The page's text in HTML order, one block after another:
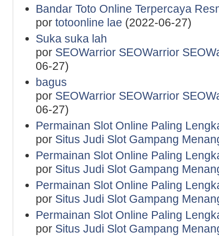
Bandar Toto Online Terpercaya
por totoonline lae (2022-06-27)
Suka suka lah
por SEOWarrior SEOWarrior
06-27)
bagus
por SEOWarrior SEOWarrior
06-27)
Permainan Slot Online Paling
por Situs Judi Slot Gampang
Permainan Slot Online Paling
por Situs Judi Slot Gampang
Permainan Slot Online Paling
por Situs Judi Slot Gampang
Permainan Slot Online Paling
por Situs Judi Slot Gampang